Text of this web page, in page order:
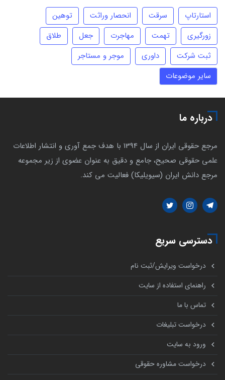
استارتاپ سرقت انحصار وراثت
توهین
زورگیری
تهمت مهاجرت جعل
طلاق
ثبت شرکت
داوری
موجر و مستاجر
سایر موضوعات
درباره ما
مرجع حقوقی ایران از سال 1394 با هدف جمع آوری و انتشار اطلاعات
علمی حقوقی صحیح، جامع و دقیق به عنوان عضوی از زیر مجموعه
مرجع دانش ایران (سیویلیکا) فعالیت می کند.
دسترسی سریع
درخواست ویرایش/ثبت نام
راهنمای استفاده از سایت
تماس با ما
درخواست تبلیغات
ورود به سایت
درخواست مشاوره حقوقی